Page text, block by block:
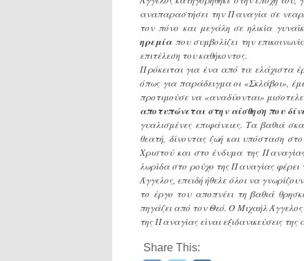
αναπαραστήσει την Παναγία σε
τον πόνο και μεγάλη σε ηλικία
ηρεμίαπου συμβολίζει την
επιτέλεση του καθήκοντος.
Πρόκειται για ένα από τα ελάχιστα
όπως για παράδειγμα οι «Σκλάβοι»,
προτιμούσε να «αναδύονται»
αποτυπώνεται στην αίσθηση που
γυαλισμένες επιφάνειες. Τα βαθιά
θεατή, δίνοντας ζωή και υπόσταση
Χριστού και στο ένδυμα της
λωρίδα στο ρούχο της Παναγίας φέρει
Άγγελος, επειδή ήθελε όλοι να
το έργο του αποπνέει τη βαθιά
πηγάζει από τον Θεό. Ο Μιχαήλ
της Παναγίας είναι εξιδανικεύσεις
Share This: